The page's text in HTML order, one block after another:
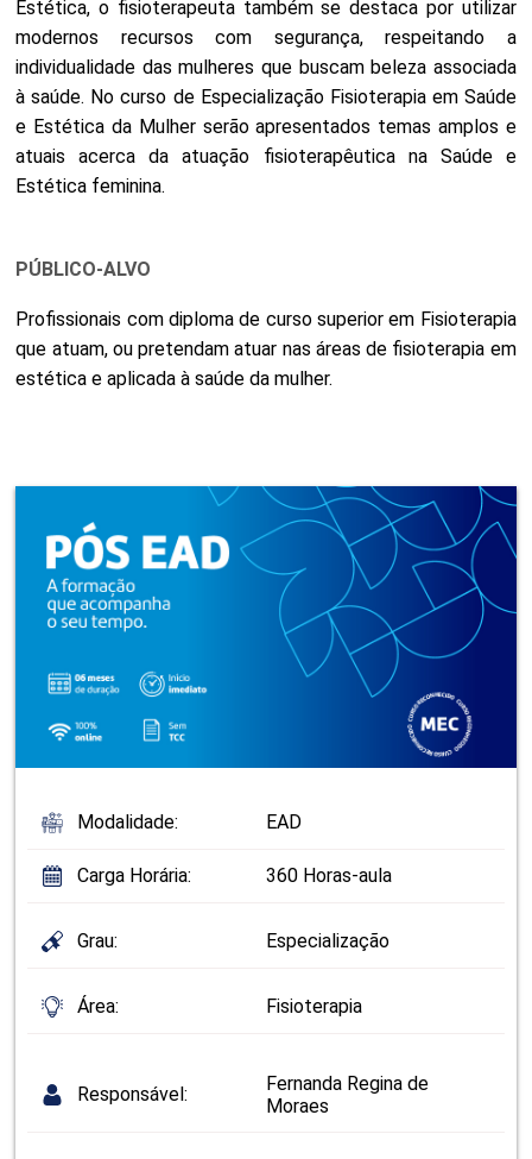
Modalidade: EAD
Carga Horária: 360 Horas-aula
Grau: Especialização
Área: Fisioterapia
Responsável:
Fernanda Regina de
Moraes
Estética, o fisioterapeuta também se destaca por utilizar
modernos recursos com segurança, respeitando a
individualidade das mulheres que buscam beleza associada
à saúde. No curso de Especialização Fisioterapia em Saúde
e Estética da Mulher serão apresentados temas amplos e
atuais acerca da atuação fisioterapêutica na Saúde e
Estética feminina.
PÚBLICO-ALVO
Profissionais com diploma de curso superior em Fisioterapia
que atuam, ou pretendam atuar nas áreas de fisioterapia em
estética e aplicada à saúde da mulher.